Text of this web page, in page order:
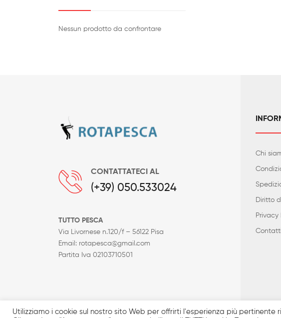
Nessun prodotto da confrontare
CONTATTATECI AL
(+39) 050.533024
TUTTO PESCA
Via Livornese n.120/f – 56122 Pisa
Email: rotapesca@gmail.com
Partita Iva 02103710501
Chi
Diritto
Privacy
Contatti
Utilizziamo i cookie sul nostro sito Web per offrirti l'esperienza più